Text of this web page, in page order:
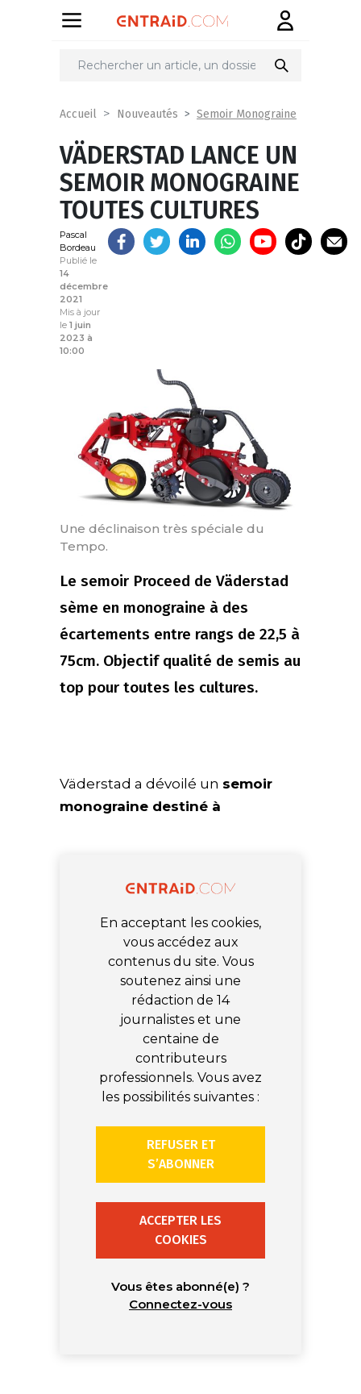
Partager
Accueil Nouveautés Semoir Monograine
VÄDERSTAD LANCE UN
SEMOIR MONOGRAINE
TOUTES CULTURES
Pascal
Bordeau
Publié le
14
décembre
2021
Mis à jour
le 1 juin
2023 à
10:00
Une déclinaison très spéciale du
Tempo.
Le semoir Proceed de Väderstad
sème en monograine à des
écartements entre rangs de 22,5 à
75cm. Objectif qualité de semis au
top pour toutes les cultures.
Väderstad a dévoilé un semoir
monograine destiné à
En acceptant les cookies,
vous accédez aux
contenus du site. Vous
soutenez ainsi une
rédaction de 14
journalistes et une
centaine de
contributeurs
professionnels. Vous avez
les possibilités suivantes :
REFUSER ET
S’ABONNER
ACCEPTER LES
COOKIES
Vous êtes abonné(e) ?
Connectez-vous